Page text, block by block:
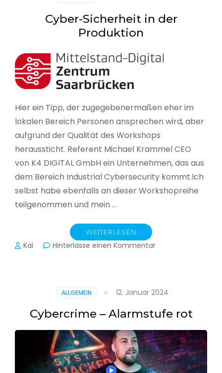
seinen
Lagebericht
zur
in
Deutschland
Cyber-Sicherheit in der
Produktion
Hier ein Tipp, der zugegebenermaßen eher im
lokalen Bereich Personen ansprechen wird, aber
aufgrund der Qualität des Workshops
heraussticht. Referent Michael Krammel CEO
von K4 DIGITAL GmbH ein Unternehmen, das aus
dem Bereich Industrial Cybersecurity kommt.Ich
selbst habe ebenfalls an dieser Workshopreihe
teilgenommen und mein …
WEITERLESEN
Kai Hinterlasse einen Kommentarzu
Produktion
ALLGEMEIN 12. Januar 2024
Cybercrime – Alarmstufe rot